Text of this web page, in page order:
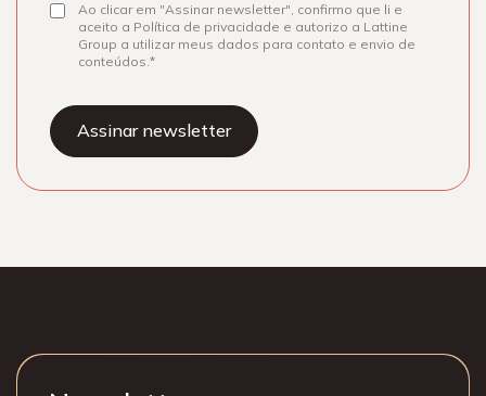
ConsentirAo clicar em "Assinar newsletter", confirmo que li e
aceito a Política de privacidade e autorizo a Lattine
Group a utilizar meus dados para contato e envio de
conteúdos.